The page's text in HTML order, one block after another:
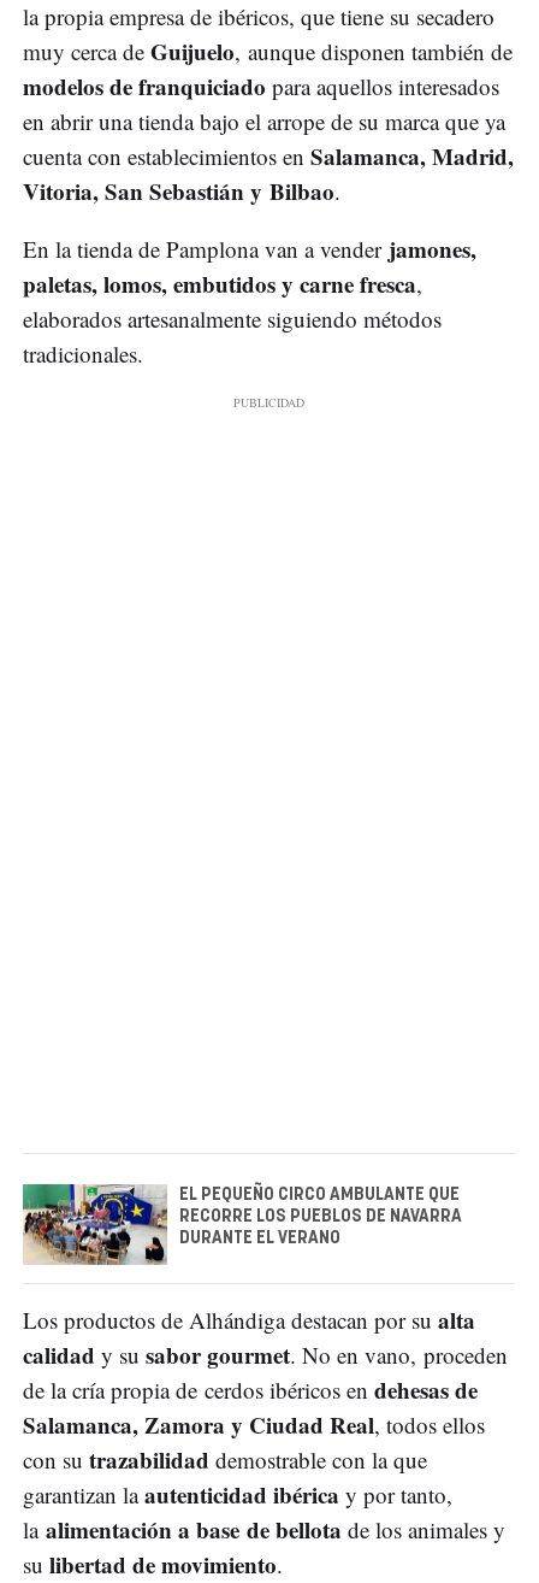
la propia empresa de ibéricos, que tiene su secadero
muy cerca de Guijuelo, aunque disponen también de
modelos de franquiciado para aquellos interesados
en abrir una tienda bajo el arrope de su marca que ya
cuenta con establecimientos en Salamanca, Madrid,
Vitoria, San Sebastián y Bilbao.
En la tienda de Pamplona van a vender jamones,
paletas, lomos, embutidos y carne fresca,
elaborados artesanalmente siguiendo métodos
tradicionales.
EL PEQUEÑO CIRCO AMBULANTE QUE
RECORRE LOS PUEBLOS DE NAVARRA
DURANTE EL VERANO
Los productos de Alhándiga destacan por su alta
calidad y su sabor gourmet. No en vano, proceden
de la cría propia de cerdos ibéricos en dehesas de
Salamanca, Zamora y Ciudad Real, todos ellos
con su trazabilidad demostrable con la que
garantizan laautenticidad ibérica y por tanto,
la alimentación a base de bellota de los animales y
su libertad de movimiento.